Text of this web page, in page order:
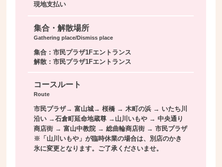
現地支払い
集合・解散場所
Gathering place/Dismiss place
集合：市民プラザ1Fエントランス
解散：市民プラザ1Fエントランス
コースルート
Route
市民プラザ→ 富山城→ 桜橋 → 木町の浜 → いたち川
沿い →石倉町延命地蔵尊 →山川いもや → 中央通り
商店街 → 富山中教院 → 総曲輪商店街 → 市民プラザ
※「山川いもや」が臨時休業の場合は、別店のかき
氷に変更となります。ご了承くださいませ。